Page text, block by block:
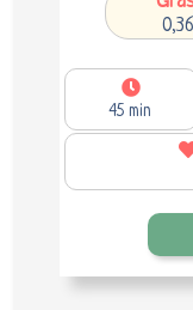
45 min